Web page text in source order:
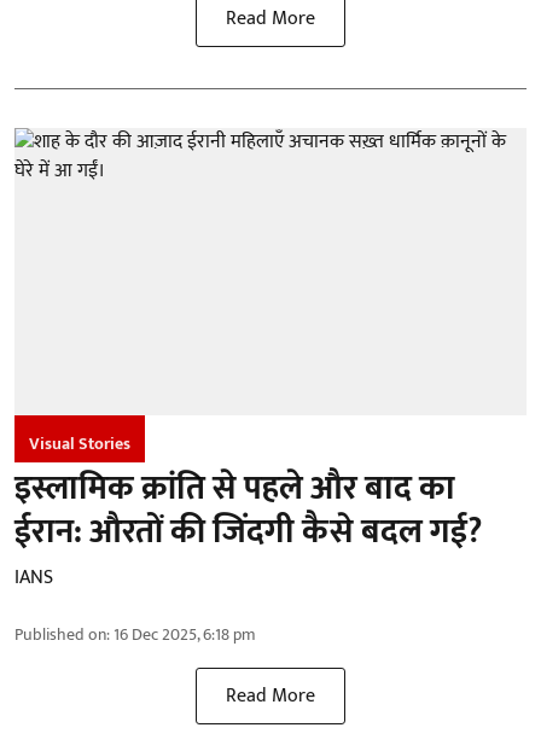
Read More
Visual Stories
इस्लामिक क्रांति से पहले और बाद का
ईरान: औरतों की जिंदगी कैसे बदल गई?
IANS
Published on:16 Dec 2025, 6:18 pm
Read More